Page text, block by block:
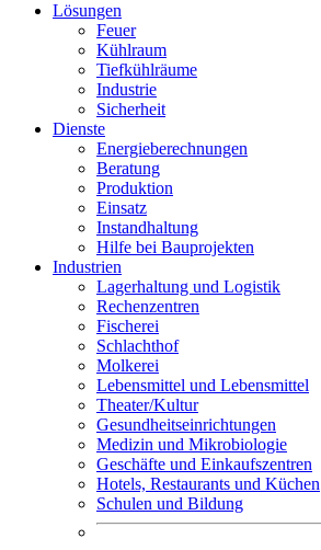
Lösungen
Feuer
Kühlraum
Tiefkühlräume
Industrie
Sicherheit
Dienste
Energieberechnungen
Beratung
Produktion
Einsatz
Instandhaltung
Hilfe bei Bauprojekten
Industrien
Lagerhaltung und Logistik
Rechenzentren
Fischerei
Schlachthof
Molkerei
Lebensmittel und Lebensmittel
Theater/Kultur
Gesundheitseinrichtungen
Medizin und Mikrobiologie
Geschäfte und Einkaufszentren
Hotels, Restaurants und Küchen
Schulen und Bildung